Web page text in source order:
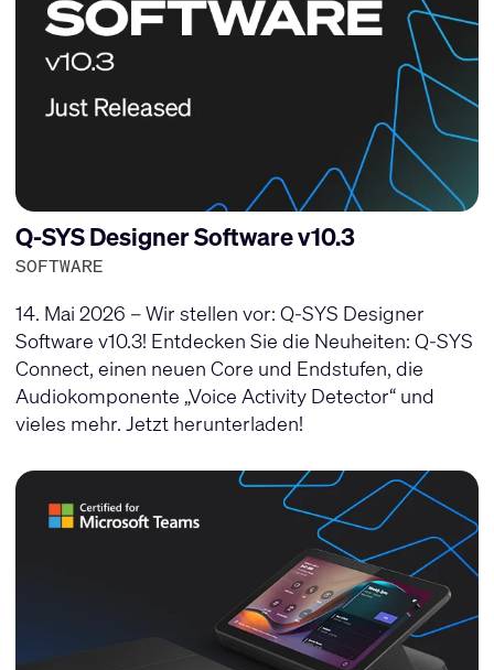
Q-SYS Designer Software v10.3
SOFTWARE
14. Mai 2026 – Wir stellen vor: Q-SYS Designer
Software v10.3! Entdecken Sie die Neuheiten: Q-SYS
Connect, einen neuen Core und Endstufen, die
Audiokomponente „Voice Activity Detector“ und
vieles mehr. Jetzt herunterladen!